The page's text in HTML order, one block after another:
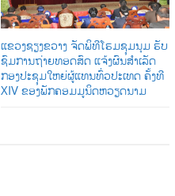
ແຂວງຊຽງຂວາງ ຈັດພິທີໂຮມຊຸມນຸມ ຮັບ
ຊົມການຖ່າຍທອດສົດ ແຈ້ງຜົນສໍາເລັດ
ກອງປະຊຸມໃຫຍ່ຜູ້ແທນທົ່ວປະເທດ ຄັ້ງທີ
XIV ຂອງພັກຄອມມູນິດຫວຽດນາມ